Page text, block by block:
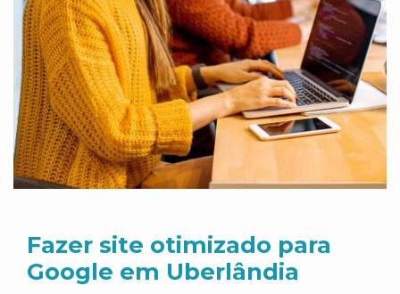
Fazer site otimizado para
Google em Uberlândia